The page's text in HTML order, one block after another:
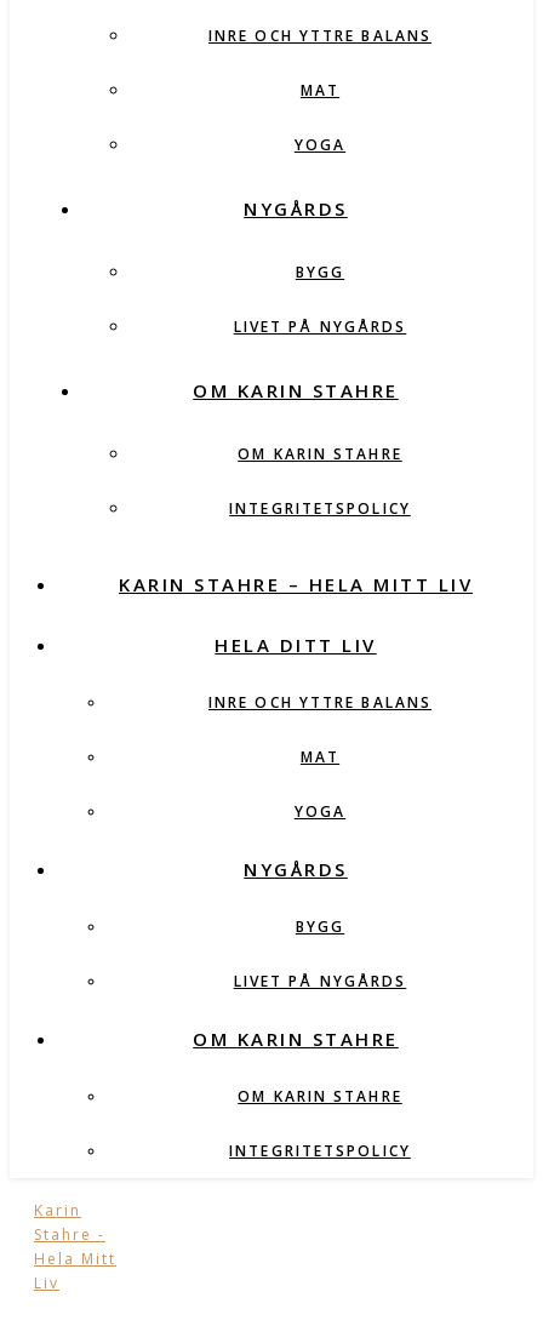
INRE OCH YTTRE BALANS
MAT
YOGA
NYGÅRDS
BYGG
LIVET PÅ NYGÅRDS
OM KARIN STAHRE
OM KARIN STAHRE
INTEGRITETSPOLICY
KARIN STAHRE – HELA MITT LIV
HELA DITT LIV
INRE OCH YTTRE BALANS
MAT
YOGA
NYGÅRDS
BYGG
LIVET PÅ NYGÅRDS
OM KARIN STAHRE
OM KARIN STAHRE
INTEGRITETSPOLICY
Karin
Stahre -
Hela Mitt
Liv